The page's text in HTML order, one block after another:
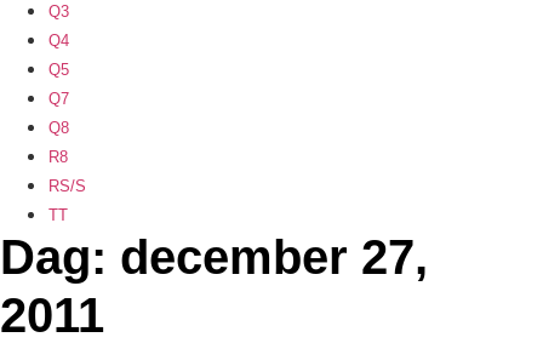
Q3
Q4
Q5
Q7
Q8
R8
RS/S
TT
Dag: december 27,
2011